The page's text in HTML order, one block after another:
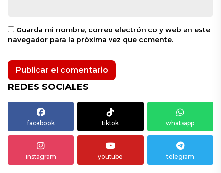
Guarda mi nombre, correo electrónico y web en este
navegador para la próxima vez que comente.
REDES SOCIALES
facebook tiktok whatsapp
instagram youtube telegram